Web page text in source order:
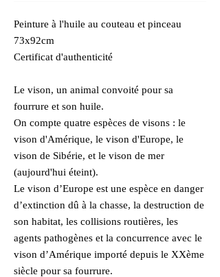
Peinture à l'huile au couteau et pinceau
73x92cm
Certificat d'authenticité
Le vison, un animal convoité pour sa
fourrure et son huile.
On compte quatre espèces de visons : le
vison d'Amérique, le vison d'Europe, le
vison de Sibérie, et le vison de mer
(aujourd'hui éteint).
Le vison d’Europe est une espèce en danger
d’extinction dû à la chasse, la destruction de
son habitat, les collisions routières, les
agents pathogènes et la concurrence avec le
vison d’Amérique importé depuis le XXème
siècle pour sa fourrure.